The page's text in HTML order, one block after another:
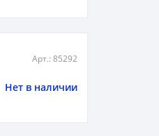
Арт.: 85292
Нет в наличии